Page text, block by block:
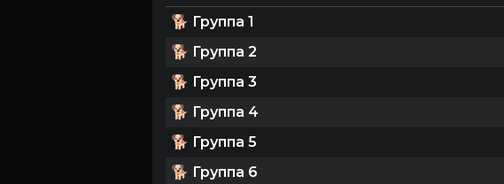
🐕 Группа 1
🐕 Группа 2
🐕 Группа 3
🐕 Группа 4
🐕 Группа 5
🐕 Группа 6